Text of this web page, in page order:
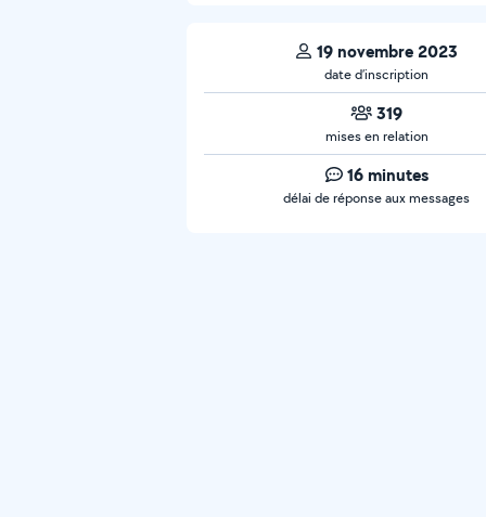
19 novembre 2023
date d’inscription
319
mises en relation
16 minutes
délai de réponse aux messages